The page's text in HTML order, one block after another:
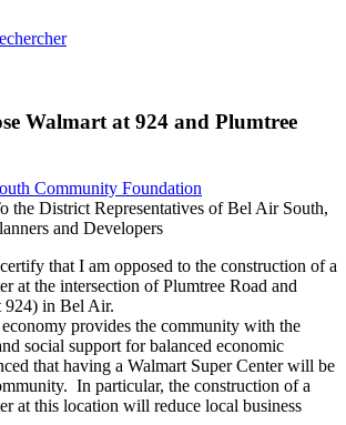
Walmart at 924 and Plumtree
Community Foundation
the District Representatives of Bel Air South,
and Developers
that I am opposed to the construction of a
at the intersection of Plumtree Road and
924) in Bel Air.
provides the community with the
social support for balanced economic
that having a Walmart Super Center will be
In particular, the construction of a
at this location will reduce local business